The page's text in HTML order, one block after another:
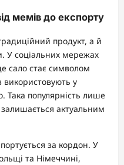
мемів до експорту
продукт, а й
У соціальних мережах
сало стає символом
використовують у
Така популярність лише
актуальним
за кордон. У
та Німеччині,